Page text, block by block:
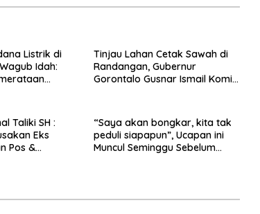
Listrik di
Idah:
Tinjau Lahan Cetak Sawah di
Randangan, Gubernur
Gorontalo Gusnar Ismail Komit
Taliki SH :
Eks
Pos &
“Saya akan bongkar, kita tak
peduli siapapun”, Ucapan ini
Muncul Seminggu Sebelum